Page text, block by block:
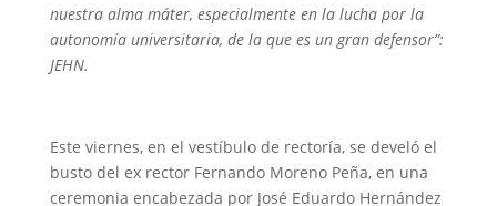
nuestra alma máter, especialmente en la lucha por la
autonomía universitaria, de la que es un gran defensor”:
JEHN.
Este viernes, en el vestíbulo de rectoría, se develó el
busto del ex rector Fernando Moreno Peña, en una
ceremonia encabezada por José Eduardo Hernández